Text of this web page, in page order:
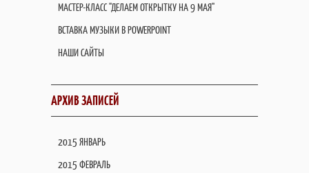
МАСТЕР-КЛАСС "ДЕЛАЕМ ОТКРЫТКУ НА 9 МАЯ"
ВСТАВКА МУЗЫКИ В POWERPOINT
НАШИ САЙТЫ
АРХИВ ЗАПИСЕЙ
2015 ЯНВАРЬ
2015 ФЕВРАЛЬ